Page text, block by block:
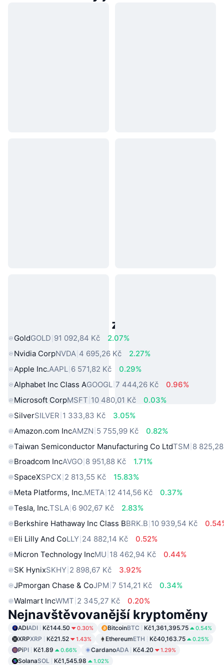
Populární aktiva z reálného světa
GoldGOLD 91 092,84 Kč
2.07%
Nvidia CorpNVDA 4 695,26 Kč
2.27%
Apple Inc.AAPL 6 571,82 Kč
0.29%
Alphabet Inc Class AGOOGL 7 444,26 Kč
0.96%
Microsoft CorpMSFT 10 480,01 Kč
0.03%
SilverSILVER 1 333,83 Kč
3.05%
Amazon.com IncAMZN 5 755,99 Kč
0.82%
Taiwan Semiconductor Manufacturing Co LtdTSM 8
Broadcom IncAVGO 8 951,88 Kč
1.71%
SpaceXSPCX 2 813,55 Kč
15.83%
Meta Platforms, Inc.META 12 414,56 Kč
0.37%
Tesla, Inc.TSLA 6 902,67 Kč
2.83%
Berkshire Hathaway Inc Class BBRK.B 10 939,54 Kč
Eli Lilly And CoLLY 24 882,14 Kč
0.52%
Micron Technology IncMU 18 462,94 Kč
0.44%
SK HynixSKHY 2 898,67 Kč
3.92%
JPmorgan Chase & CoJPM 7 514,21 Kč
0.34%
Walmart IncWMT 2 345,27 Kč 0.20%
Nejnavštěvovanější kryptoměny
ADIADI Kč144.50 0.30% BitcoinBTC Kč1,361,395.75 0.54%
XRPXRP Kč21.52 1.43% EthereumETH Kč40,163.75 0.25%
PiPI Kč1.89 0.66% CardanoADA Kč4.20 1.29%
SolanaSOL Kč1,545.98 1.02%